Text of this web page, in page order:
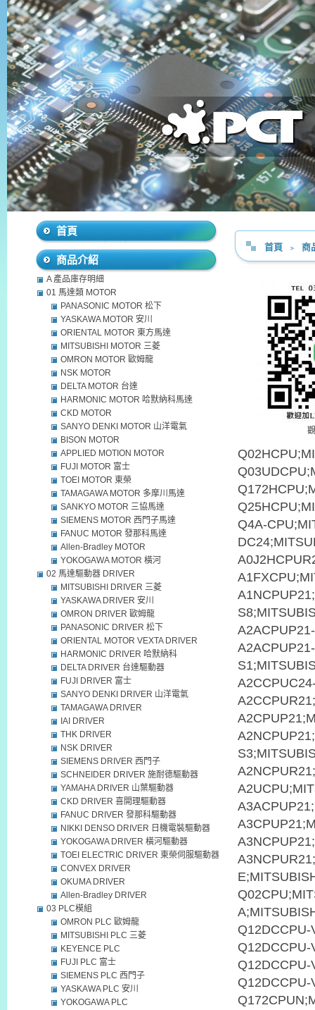
首頁 ﹥ 商
Q4A-
首頁
商品介紹
A 產品庫存明細
01 馬達類 MOTOR
PANASONIC MOTOR 松下
YASKAWA MOTOR 安川
ORIENTAL MOTOR 東方馬達
MITSUBISHI MOTOR 三菱
OMRON MOTOR 歐姆龍
NSK MOTOR
DELTA MOTOR 台達
HARMONIC MOTOR 哈默納科馬達
CKD MOTOR
SANYO DENKI MOTOR 山洋電氣
BISON MOTOR
APPLIED MOTION MOTOR
FUJI MOTOR 富士
TOEI MOTOR 東榮
TAMAGAWA MOTOR 多摩川馬達
SANKYO MOTOR 三協馬達
SIEMENS MOTOR 西門子馬達
FANUC MOTOR 發那科馬達
Allen-Bradley MOTOR
YOKOGAWA MOTOR 橫河
02 馬達驅動器 DRIVER
MITSUBISHI DRIVER 三菱
YASKAWA DRIVER 安川
OMRON DRIVER 歐姆龍
PANASONIC DRIVER 松下
ORIENTAL MOTOR VEXTA DRIVER
HARMONIC DRIVER 哈默納科
DELTA DRIVER 台達驅動器
FUJI DRIVER 富士
SANYO DENKI DRIVER 山洋電氣
TAMAGAWA DRIVER
IAI DRIVER
THK DRIVER
NSK DRIVER
SIEMENS DRIVER 西門子
SCHNEIDER DRIVER 施耐德驅動器
YAMAHA DRIVER 山葉驅動器
CKD DRIVER 喜開理驅動器
FANUC DRIVER 發那科驅動器
NIKKI DENSO DRIVER 日機電裝驅動器
YOKOGAWA DRIVER 橫河驅動器
TOEI ELECTRIC DRIVER 東榮伺服驅動器
CONVEX DRIVER
OKUMA DRIVER
Allen-Bradley DRIVER
03 PLC模組
OMRON PLC 歐姆龍
MITSUBISHI PLC 三菱
KEYENCE PLC
FUJI PLC 富士
SIEMENS PLC 西門子
YASKAWA PLC 安川
YOKOGAWA PLC